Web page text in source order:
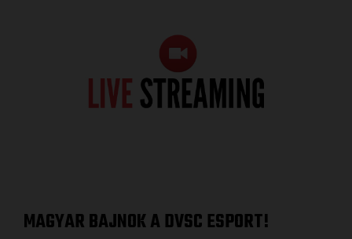
MAGYAR BAJNOK A DVSC ESPORT!